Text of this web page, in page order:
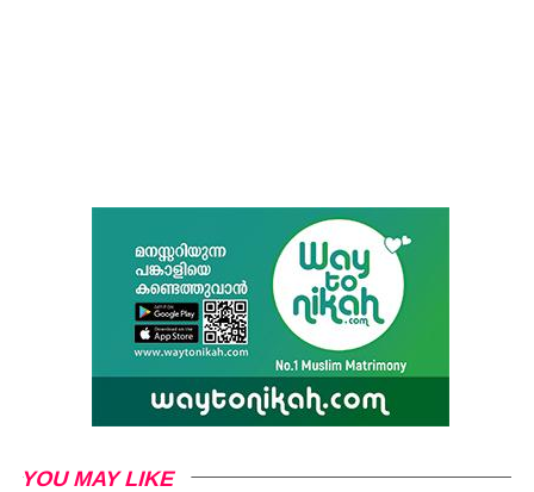
YOU MAY LIKE